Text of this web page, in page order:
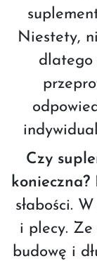
Niestety,
dlatego
Czy
konieczna?
słabości.
i plecy. Ze
budowę i